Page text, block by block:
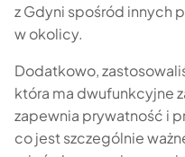
z Gdyni spośród innych
w okolicy.
Dodatkowo,
która ma dwufunkcyjne
zapewnia prywatność i
co jest szczególnie